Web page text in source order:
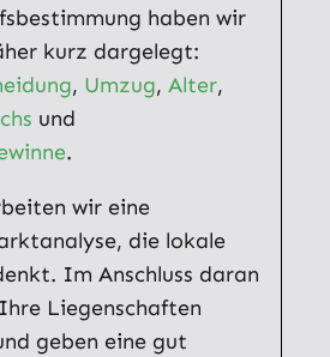
haben wir
kurz dargelegt:
, Umzug,Alter,
und
.
wir eine
die lokale
Im Anschluss daran
Liegenschaften
geben eine gut